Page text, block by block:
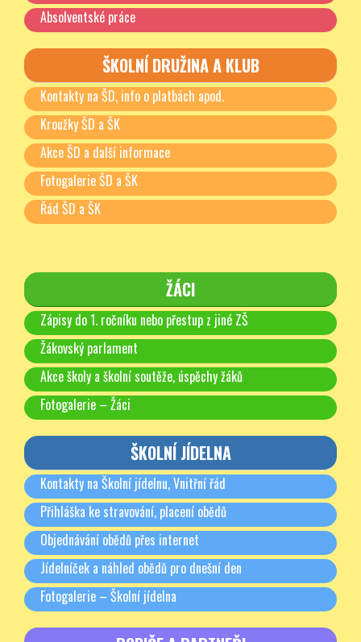
Absolventské práce
ŠKOLNÍ DRUŽINA A KLUB
Kontakty na ŠD, info o platbách apod.
Kroužky ŠD a ŠK
Akce ŠD a další informace
Fotogalerie ŠD a ŠK
Řád ŠD a ŠK
ŽÁCI
Zápisy do 1. ročníku nebo přestup z jiné ZŠ
Žákovský parlament
Akce školy a školní soutěže, úspěchy žáků
Fotogalerie – Žáci
ŠKOLNÍ JÍDELNA
Kontakty na Školní jídelnu, Vnitřní řád
Přihláška ke stravování, placení obědů
Objednávání obědů přes internet
Jídelníček a náhled obědů pro dnešní den
Fotogalerie – Školní jídelna